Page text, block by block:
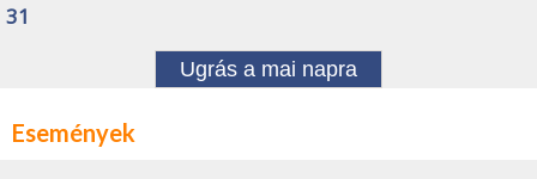
31
Ugrás a mai napra
Események